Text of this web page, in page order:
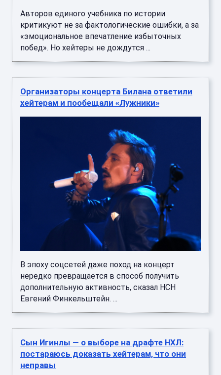
Авторов единого учебника по истории
критикуют не за фактологические ошибки, а за
«эмоциональное впечатление избыточных
побед». Но хейтеры не дождутся ...
Организаторы концерта Билана ответили
хейтерам и пообещали «Лужники»
В эпоху соцсетей даже поход на концерт
нередко превращается в способ получить
дополнительную активность, сказал НСН
Евгений Финкельштейн. ...
Сын Игинлы — о выборе на драфте НХЛ:
постараюсь доказать хейтерам, что они
неправы